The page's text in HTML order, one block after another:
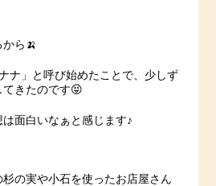
ら🍌
ナ」と呼び始めたことで、少しず
きたのです😝
面白いなぁと感じます♪
の実や小石を使ったお店屋さん